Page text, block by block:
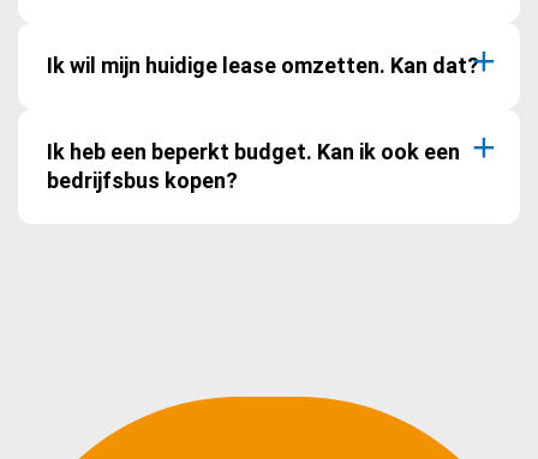
Ik wil mijn huidige lease omzetten. Kan dat?
Ik heb een beperkt budget. Kan ik ook een
bedrijfsbus kopen?